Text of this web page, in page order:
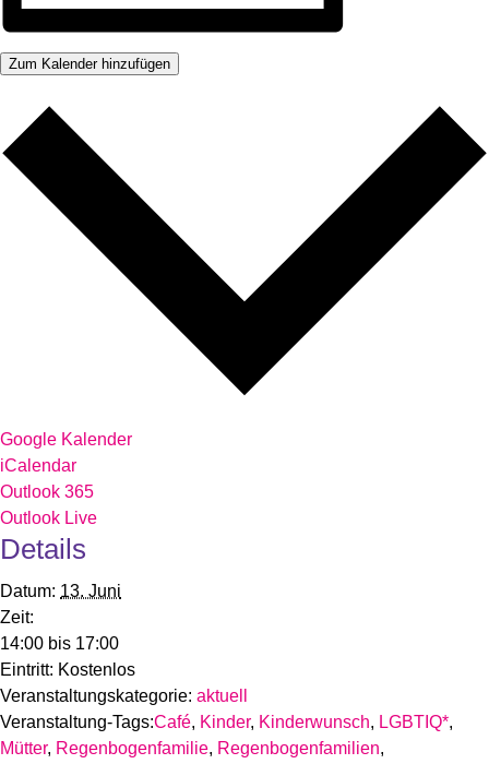
Zum Kalender hinzufügen
Google Kalender
iCalendar
Outlook 365
Outlook Live
Details
Datum: 13. Juni
Zeit:
14:00 bis 17:00
Eintritt: Kostenlos
Veranstaltungskategorie: aktuell
Veranstaltung-Tags:Café, Kinder, Kinderwunsch, LGBTIQ*,
Mütter, Regenbogenfamilie, Regenbogenfamilien,